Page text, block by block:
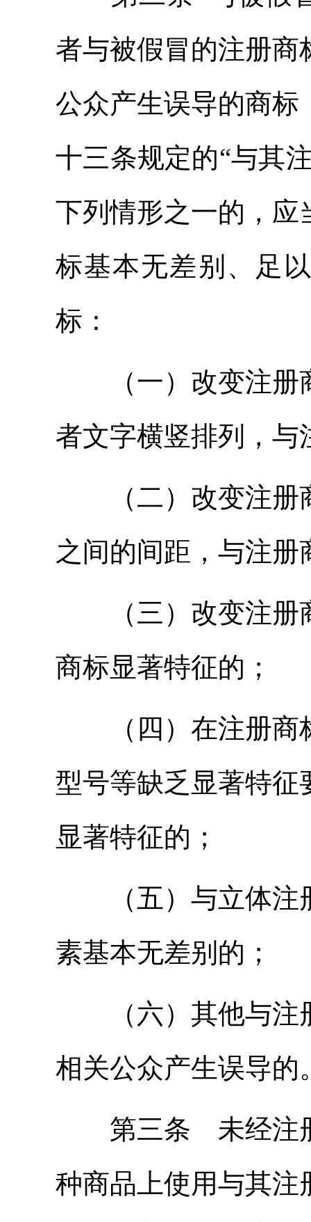
者与被假冒的注册
公众产生误导的商标
十三条规定的“与其
下列情形之一的，应
标基本无差别、足
标：
（一）改变注册
者文字横竖排列，与
（二）改变注册
之间的间距，与注
（三）改变注册
商标显著特征的；
（四）在注册商
型号等缺乏显著特征
显著特征的；
（五）与立体注
素基本无差别的；
（六）其他与注
相关公众产生误导的
第三条 未经注册
种商品上使用与其注